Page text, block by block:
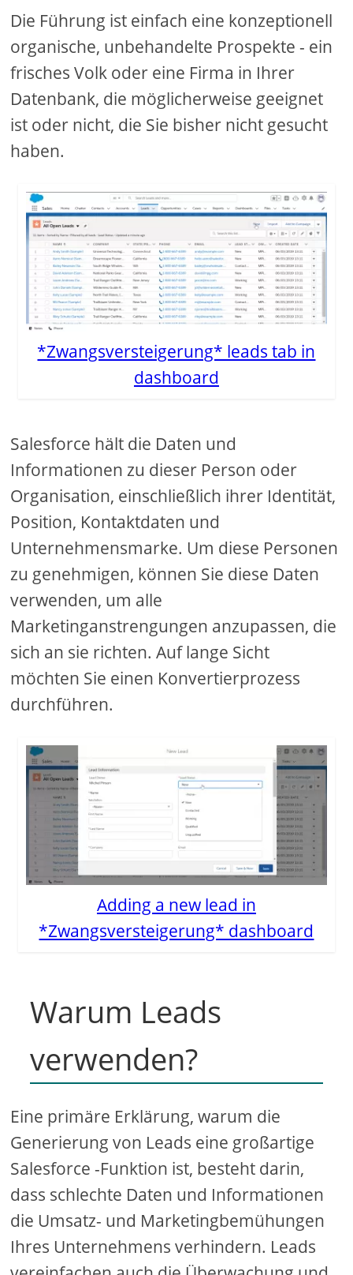
Die Führung ist einfach eine konzeptionell
organische, unbehandelte Prospekte - ein
frisches Volk oder eine Firma in Ihrer
Datenbank, die möglicherweise geeignet
ist oder nicht, die Sie bisher nicht gesucht
haben.
*Zwangsversteigerung* leads tab in
dashboard
Salesforce hält die Daten und
Informationen zu dieser Person oder
Organisation, einschließlich ihrer Identität,
Position, Kontaktdaten und
Unternehmensmarke. Um diese Personen
zu genehmigen, können Sie diese Daten
verwenden, um alle
Marketinganstrengungen anzupassen, die
sich an sie richten. Auf lange Sicht
möchten Sie einen Konvertierprozess
durchführen.
Adding a new lead in
*Zwangsversteigerung* dashboard
Warum Leads
verwenden?
Eine primäre Erklärung, warum die
Generierung von Leads eine großartige
Salesforce -Funktion ist, besteht darin,
dass schlechte Daten und Informationen
die Umsatz- und Marketingbemühungen
Ihres Unternehmens verhindern. Leads